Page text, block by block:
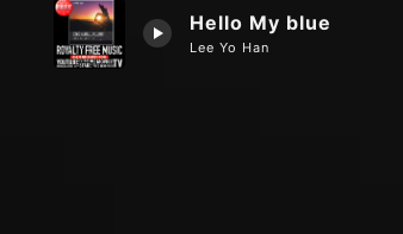
Hello My blue
Lee Yo Han